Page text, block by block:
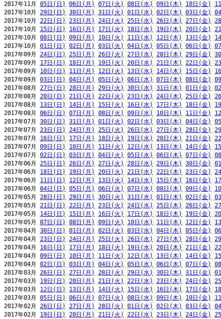
2017年11月 05日(日) 06日(月) 07日(火) 08日(水) 09日(木) 10日(金)
2017年10月 29日(日) 30日(月) 31日(火) 01日(水) 02日(木) 03日(金)
2017年10月 22日(日) 23日(月) 24日(火) 25日(水) 26日(木) 27日(金)
2017年10月 15日(日) 16日(月) 17日(火) 18日(水) 19日(木) 20日(金)
2017年10月 08日(日) 09日(月) 10日(火) 11日(水) 12日(木) 13日(金)
2017年10月 01日(日) 02日(月) 03日(火) 04日(水) 05日(木) 06日(金)
2017年09月 24日(日) 25日(月) 26日(火) 27日(水) 28日(木) 29日(金)
2017年09月 17日(日) 18日(月) 19日(火) 20日(水) 21日(木) 22日(金)
2017年09月 10日(日) 11日(月) 12日(火) 13日(水) 14日(木) 15日(金)
2017年09月 03日(日) 04日(月) 05日(火) 06日(水) 07日(木) 08日(金)
2017年08月 27日(日) 28日(月) 29日(火) 30日(水) 31日(木) 01日(金)
2017年08月 20日(日) 21日(月) 22日(火) 23日(水) 24日(木) 25日(金)
2017年08月 13日(日) 14日(月) 15日(火) 16日(水) 17日(木) 18日(金)
2017年08月 06日(日) 07日(月) 08日(火) 09日(水) 10日(木) 11日(金)
2017年07月 30日(日) 31日(月) 01日(火) 02日(水) 03日(木) 04日(金)
2017年07月 23日(日) 24日(月) 25日(火) 26日(水) 27日(木) 28日(金)
2017年07月 16日(日) 17日(月) 18日(火) 19日(水) 20日(木) 21日(金)
2017年07月 09日(日) 10日(月) 11日(火) 12日(水) 13日(木) 14日(金)
2017年07月 02日(日) 03日(月) 04日(火) 05日(水) 06日(木) 07日(金)
2017年06月 25日(日) 26日(月) 27日(火) 28日(水) 29日(木) 30日(金)
2017年06月 18日(日) 19日(月) 20日(火) 21日(水) 22日(木) 23日(金)
2017年06月 11日(日) 12日(月) 13日(火) 14日(水) 15日(木) 16日(金)
2017年06月 04日(日) 05日(月) 06日(火) 07日(水) 08日(木) 09日(金)
2017年05月 28日(日) 29日(月) 30日(火) 31日(水) 01日(木) 02日(金)
2017年05月 21日(日) 22日(月) 23日(火) 24日(水) 25日(木) 26日(金)
2017年05月 14日(日) 15日(月) 16日(火) 17日(水) 18日(木) 19日(金)
2017年05月 07日(日) 08日(月) 09日(火) 10日(水) 11日(木) 12日(金)
2017年04月 30日(日) 01日(月) 02日(火) 03日(水) 04日(木) 05日(金)
2017年04月 23日(日) 24日(月) 25日(火) 26日(水) 27日(木) 28日(金)
2017年04月 16日(日) 17日(月) 18日(火) 19日(水) 20日(木) 21日(金)
2017年04月 09日(日) 10日(月) 11日(火) 12日(水) 13日(木) 14日(金)
2017年04月 02日(日) 03日(月) 04日(火) 05日(水) 06日(木) 07日(金)
2017年03月 26日(日) 27日(月) 28日(火) 29日(水) 30日(木) 31日(金)
2017年03月 19日(日) 20日(月) 21日(火) 22日(水) 23日(木) 24日(金)
2017年03月 12日(日) 13日(月) 14日(火) 15日(水) 16日(木) 17日(金)
2017年03月 05日(日) 06日(月) 07日(火) 08日(水) 09日(木) 10日(金)
2017年02月 26日(日) 27日(月) 28日(火) 01日(水) 02日(木) 03日(金)
2017年02月 19日(日) 20日(月) 21日(火) 22日(水) 23日(木) 24日(金)